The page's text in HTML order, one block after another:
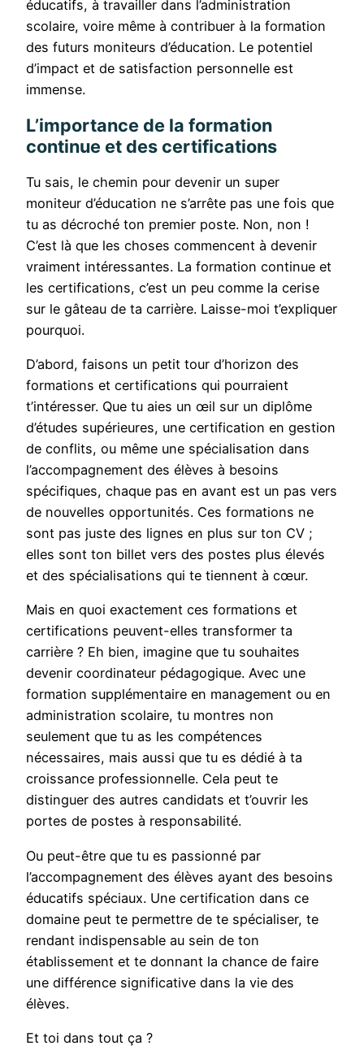
éducatifs, à travailler dans l’administration
scolaire, voire même à contribuer à la formation
des futurs moniteurs d’éducation. Le potentiel
d’impact et de satisfaction personnelle est
immense.
L’importance de la formation
continue et des certifications
Tu sais, le chemin pour devenir un super
moniteur d’éducation ne s’arrête pas une fois que
tu as décroché ton premier poste. Non, non !
C’est là que les choses commencent à devenir
vraiment intéressantes. La formation continue et
les certifications, c’est un peu comme la cerise
sur le gâteau de ta carrière. Laisse-moi t’expliquer
pourquoi.
D’abord, faisons un petit tour d’horizon des
formations et certifications qui pourraient
t’intéresser. Que tu aies un œil sur un diplôme
d’études supérieures, une certification en gestion
de conflits, ou même une spécialisation dans
l’accompagnement des élèves à besoins
spécifiques, chaque pas en avant est un pas vers
de nouvelles opportunités. Ces formations ne
sont pas juste des lignes en plus sur ton CV ;
elles sont ton billet vers des postes plus élevés
et des spécialisations qui te tiennent à cœur.
Mais en quoi exactement ces formations et
certifications peuvent-elles transformer ta
carrière ? Eh bien, imagine que tu souhaites
devenir coordinateur pédagogique. Avec une
formation supplémentaire en management ou en
administration scolaire, tu montres non
seulement que tu as les compétences
nécessaires, mais aussi que tu es dédié à ta
croissance professionnelle. Cela peut te
distinguer des autres candidats et t’ouvrir les
portes de postes à responsabilité.
Ou peut-être que tu es passionné par
l’accompagnement des élèves ayant des besoins
éducatifs spéciaux. Une certification dans ce
domaine peut te permettre de te spécialiser, te
rendant indispensable au sein de ton
établissement et te donnant la chance de faire
une différence significative dans la vie des
élèves.
Et toi dans tout ça ?